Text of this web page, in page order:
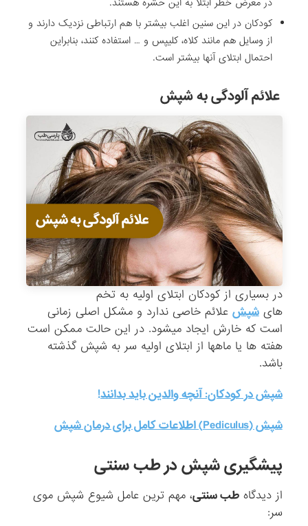
کودکان در این سنین اغلب بیشتر با هم ارتباطی نزدیک دارند و
از وسایل هم مانند کلاه، کلیپس و … استفاده کنند، بنابراین
احتمال ابتلای آنها بیشتر است.
علائم آلودگی به شپش
در بسیاری از کودکان ابتلای اولیه به تخم
هایشپش علائم خاصی ندارد و مشکل اصلی زمانی
است که خارش ایجاد میشود. در این حالت ممکن است
هفته ها یا ماهها از ابتلای اولیه سر به شپش گذشته
باشد.
شپش در کودکان: آنچه والدین باید بدانند!
شپش (Pediculus) اطلاعات کامل برای درمان شپش
پیشگیری شپش در طب سنتی
از دیدگاهطب سنتی، مهم ترین عامل شیوع شپش موی
سر: